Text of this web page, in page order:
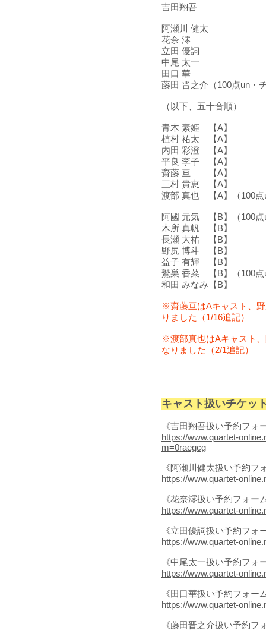
吉田翔吾
阿瀬川 健太
花奈 澪
立田 優詞
中尾 太一
田口 華
藤田 晋之介（100点un・
（以下、五十音順）
青木 素姫 【A】
植村 祐太 【A】
内田 彩澄 【A】
平良 李子 【A】
齋藤 亘 【A】
三村 貴恵 【A】
渡部 真也 【A】（100点
阿國 元気 【B】（100点
木所 真帆 【B】
長瀬 大祐 【B】
野尻 博斗 【B】
益子 有輝 【B】
鷲巣 香菜 【B】（100点
和田 みなみ【B】
※齋藤亘はAキャスト、
りました（1/16追記）
※渡部真也はAキャスト
なりました（2/1追記）
キャスト扱いチケッ
《吉田翔吾扱い予約フォ
https://www.quartet-
m=0raegcg
《阿瀬川健太扱い予約フ
https://www.quartet-
《花奈澪扱い予約フォー
https://www.quartet-
《立田優詞扱い予約フォ
https://www.quartet-
《中尾太一扱い予約フォ
https://www.quartet-
《田口華扱い予約フォー
https://www.quartet-
《藤田晋之介扱い予約フ